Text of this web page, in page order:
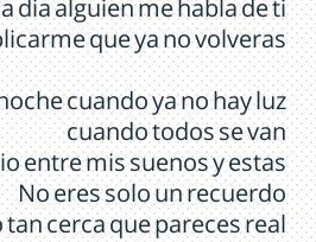
dia alguien me habla de ti
que ya no volveras
cuando ya no hay luz
cuando todos se van
entre mis suenos y estas
No eres solo un recuerdo
tan cerca que pareces real